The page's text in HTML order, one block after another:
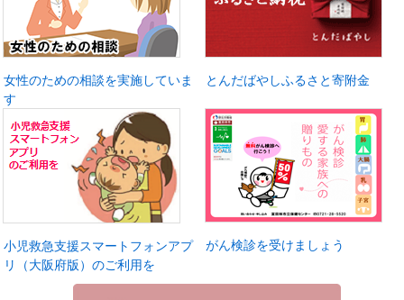
女性のための相談を実施していま
す
とんだばやしふるさと寄附金
小児救急支援スマートフォンアプ
リ（大阪府版）のご利用を
がん検診を受けましょう